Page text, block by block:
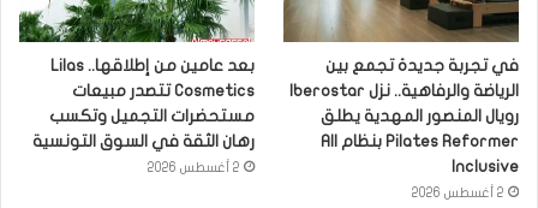
في تجربة جديدة تجمع بين
رويال المنصور المهدية يطلق
Pilates Reformer بنظام All
Inclusive
2 أغسطس 2026
بعد عامين من إطلاقها.. Lilas
Cosmetics تتصدر مبيعات
مستحضرات التجميل وتكسب
رهان الثقة في السوق التونسية
2 أغسطس 2026